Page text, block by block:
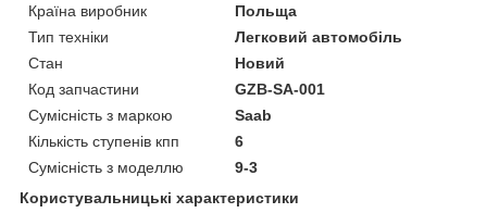
Країна виробник
Польща
Тип техніки
Легковий автомобіль
Стан
Новий
Код запчастини
GZB-SA-001
Сумісність з маркою
Saab
Кількість ступенів кпп
6
Сумісність з моделлю
9-3
Користувальницькі характеристики